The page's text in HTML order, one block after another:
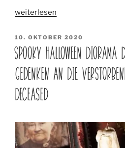
„Spooky
Diorama
Decoration
part
2:
Auf
dem
On
the
weiterlesen
VERÖFFENTLICHT
AM
10. OKTOBER 2020
SPOOKY HALLOWEEN DIORAMA
GEDENKEN AN DIE
DECEASED